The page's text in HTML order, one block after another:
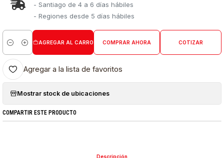
- Santiago de 4 a 6 días hábiles
- Regiones desde 5 días hábiles
Cantidad
AGREGAR AL CARRO COMPRAR AHORA COTIZAR
Agregar a la lista de favoritos
Mostrar stock de ubicaciones
COMPARTIR ESTE PRODUCTO
Descripción